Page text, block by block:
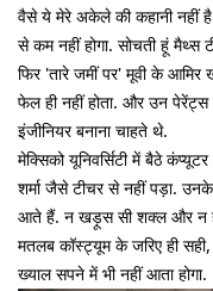
वैसे ये मेरे अकेले की कहानी नहीं
से कम नहीं होगा. सोचती हूं
फिर 'तारे जमीं पर' मूवी के
फेल ही नहीं होता. और उन
इंजीनियर बनाना चाहते थे.
मेक्सिको यूनिवर्सिटी में बैठे
शर्मा जैसे टीचर से नहीं पड़ा.
आते हैं. न खड़ूस सी शक्ल और न
मतलब कॉस्ट्यूम के जरिए ही सही,
ख्याल सपने में भी नहीं आता होगा.